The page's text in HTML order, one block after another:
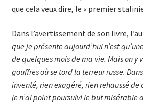
que cela veux dire, le « premier
Dans l’avertissement de son livre,
que je présente aujourd’hui n’est
de quelques mois de ma vie. Mais on y
gouffres où se tord la terreur russe.
inventé, rien exagéré, rien rehaussé
je n’ai point poursuivi le but misérable